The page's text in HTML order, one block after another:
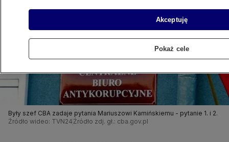
Były szef CBA zadaje pytania Mariuszowi Kamińskiemu - pytanie 1. i 2.
Źródło wideo: TVN24 Źródło zdj. gł.: cba.gov.pl
Akceptuję
Pokaż cele